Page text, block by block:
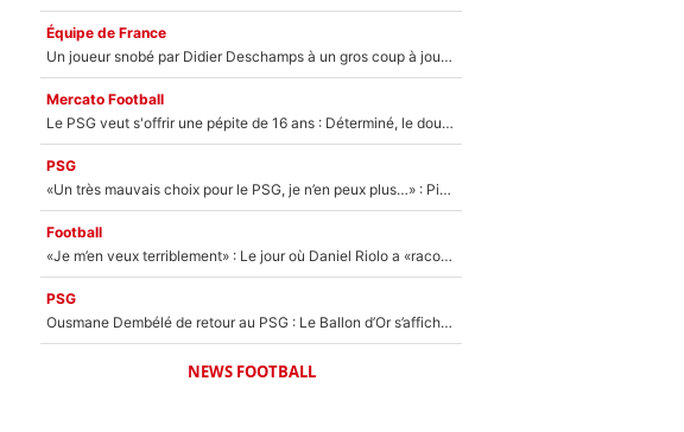
Équipe de France
Un joueur snobé par Didier Deschamps à un gros coup à jouer en équipe de France : Zinedine Zidane a trouvé son numéro 9 ?
Mercato Football
Le PSG veut s'offrir une pépite de 16 ans : Déterminé, le double champion d'Europe en titre est prêt à lâcher 40M€ pour celui que l'on compare déjà à Vinicius Jr !
PSG
«Un très mauvais choix pour le PSG, je n’en peux plus…» : Pierre Ménès s’est complètement trompé avec Luis Enrique et ces déclarations le prouvent !
Football
«Je m’en veux terriblement» : Le jour où Daniel Riolo a «raconté n’importe quoi» dans l'After Foot !
PSG
Ousmane Dembélé de retour au PSG : Le Ballon d’Or s’affiche avec Bradley Barcola en plein cœur du feuilleton sur son départ !
NEWS FOOTBALL